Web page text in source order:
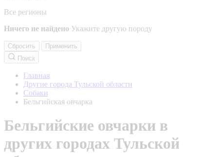
Все регионы
Ничего не найдено Укажите другую породу
Сбросить
Применить
Поиск
Главная
Другие города Тульской области
Собаки
Бельгийская овчарка
Бельгийские овчарки в
других городах Тульской